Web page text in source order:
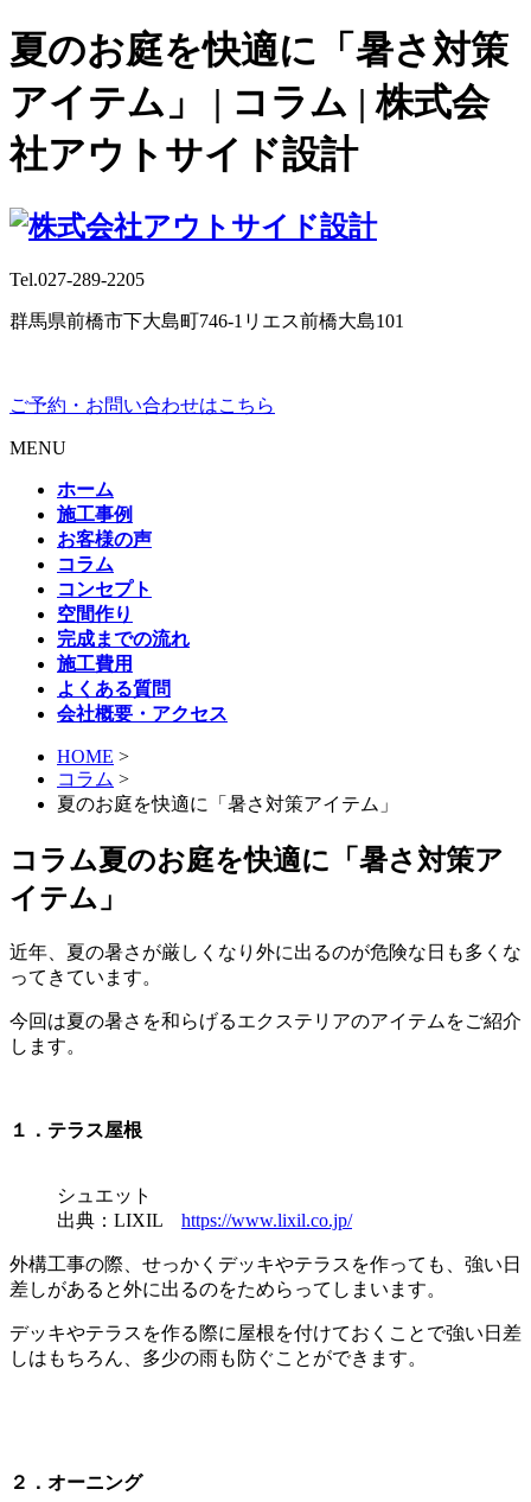
夏のお庭を快適に「暑さ対策
アイテム」 | コラム | 株式会
社アウトサイド設計
Tel.027-289-2205
群馬県前橋市下大島町746-1リエス前橋大島101
ご予約・お問い合わせはこちら
MENU
ホーム
施工事例
お客様の声
コラム
コンセプト
空間作り
完成までの流れ
施工費用
よくある質問
会社概要・アクセス
HOME >
コラム >
夏のお庭を快適に「暑さ対策アイテム」
コラム夏のお庭を快適に「暑さ対策ア
イテム」
近年、夏の暑さが厳しくなり外に出るのが危険な日も多くな
ってきています。
今回は夏の暑さを和らげるエクステリアのアイテムをご紹介
します。
１．テラス屋根
シュエット
出典：LIXIL https://www.lixil.co.jp/
外構工事の際、せっかくデッキやテラスを作っても、強い日
差しがあると外に出るのをためらってしまいます。
デッキやテラスを作る際に屋根を付けておくことで強い日差
しはもちろん、多少の雨も防ぐことができます。
２．オーニング